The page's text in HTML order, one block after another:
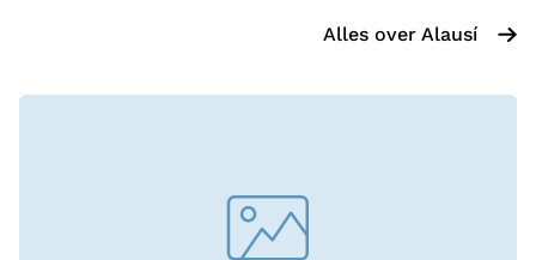
de spectaculaire uitzichten. Bij de Duivelsneus heb je
Alles over Alausí